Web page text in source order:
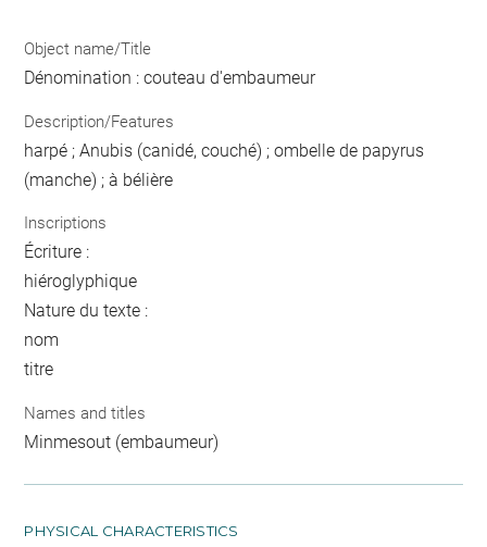
Object name/Title
Dénomination : couteau d'embaumeur
Description/Features
harpé ; Anubis (canidé, couché) ; ombelle de papyrus
(manche) ; à bélière
Inscriptions
Écriture :
hiéroglyphique
Nature du texte :
nom
titre
Names and titles
Minmesout (embaumeur)
PHYSICAL CHARACTERISTICS